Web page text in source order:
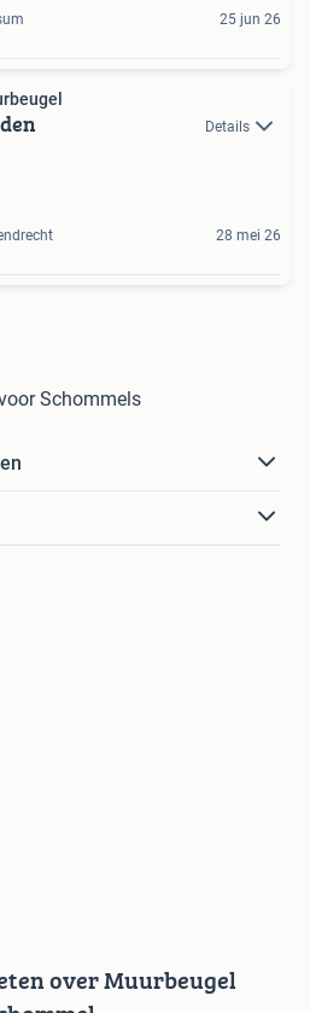
25 jun 26
Details
28 mei 26
Schommels
over Muurbeugel